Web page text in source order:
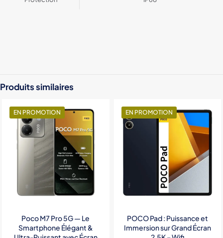
Produits similaires
EN PROMOTION
Poco M7 Pro 5G — Le
Smartphone Élégant &
EN PROMOTION
POCO Pad : Puissance et
Immersion sur Grand Écran